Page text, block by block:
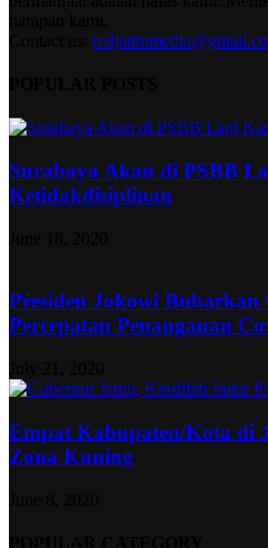
Surabaya Akan di PSBB
Ketidakdisiplinan
Presiden Jokowi Bubarkan
Percepatan Penanganan
Empat Kabupaten/Kota di
Zona Kuning